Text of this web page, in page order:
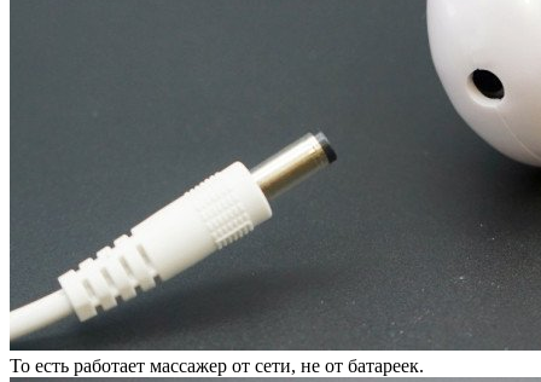
То есть работает массажер от сети, не от батареек.